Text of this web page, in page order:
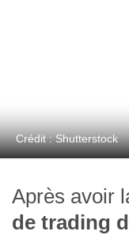
Crédit : Shutterstock
Après avoir
de trading